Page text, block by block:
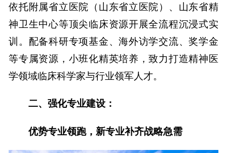
依托附属省立医院 （山东省立医院） 、山东省精
神卫生中心等顶尖临床资源开展全流程沉浸式实
训。配备科研专项基金、海外访学交流、奖学金
等专属资源，小班化精英培养，致力打造精神医
学领域临床科学家与行业领军人才。
二、强化专业建设：
优势专业领跑，新专业补齐战略急需